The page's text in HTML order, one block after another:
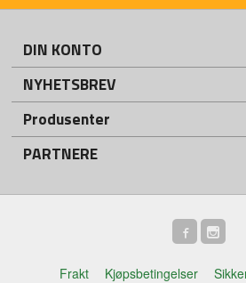
DIN KONTO
NYHETSBREV
Produsenter
PARTNERE
Frakt Kjøpsbetingelser